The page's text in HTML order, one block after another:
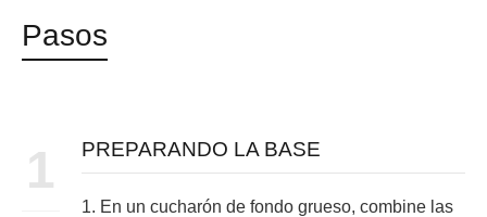
Pasos
1 PREPARANDO LA BASE
1. En un cucharón de fondo grueso, combine las